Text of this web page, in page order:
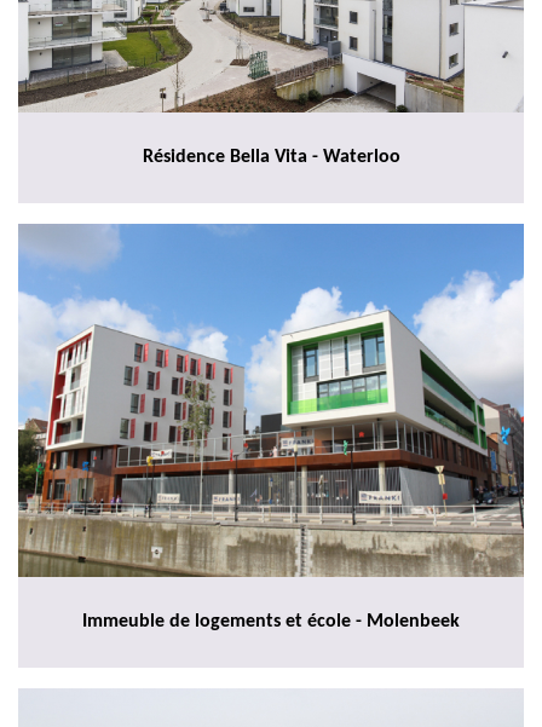
Résidence Bella Vita - Waterloo
Immeuble de logements et école - Molenbeek